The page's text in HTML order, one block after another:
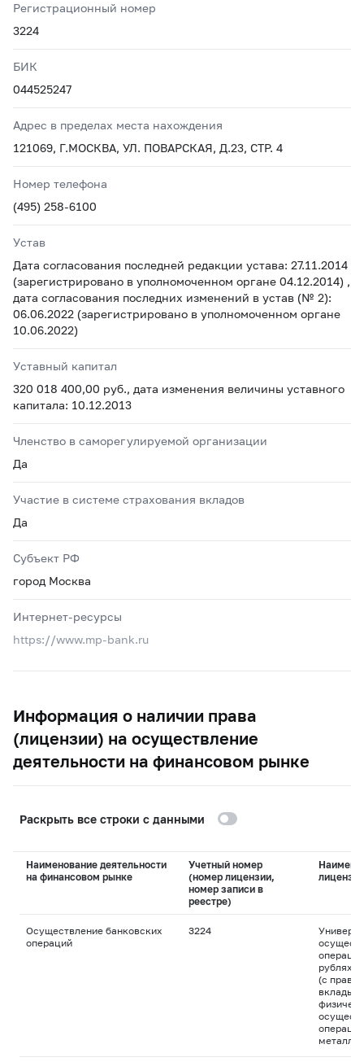
Регистрационный номер
3224
БИК
044525247
Адрес в пределах места нахождения
121069, Г.МОСКВА, УЛ. ПОВАРСКАЯ, Д.23, СТР. 4
Номер телефона
(495) 258-6100
Устав
Дата согласования последней редакции устава: 27.11.2014
(зарегистрировано в уполномоченном органе 04.12.2014) ,
дата согласования последних изменений в устав (№ 2):
06.06.2022 (зарегистрировано в уполномоченном органе
10.06.2022)
Уставный капитал
320 018 400,00 руб., дата изменения величины уставного
капитала: 10.12.2013
Членство в саморегулируемой организации
Да
Участие в системе страхования вкладов
Да
Субъект РФ
город Москва
Интернет-ресурсы
https://www.mp-bank.ru
Информация о наличии права
(лицензии) на осуществление
деятельности на финансовом рынке
Раскрыть все строки с данными
Наименование деятельности
на финансовом рынке
Учетный номер
(номер лицензии,
номер записи в
реестре)
лицензии
Осуществление банковских
операций
3224
рублях и
(с
вклады